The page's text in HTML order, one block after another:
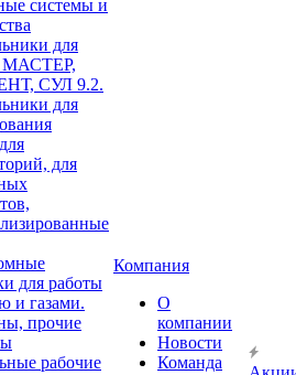
системы и
для
МАСТЕР,
СУЛ 9.2.
для
для
для работы
и газами.
прочие
рабочие
Компания
О
компании
Новости
Команда